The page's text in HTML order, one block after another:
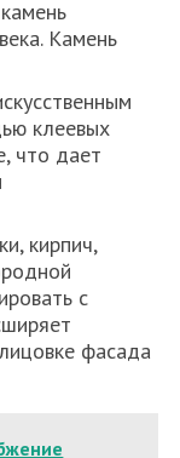
Камень
клеевых
что дает
кирпич,
с
фасада